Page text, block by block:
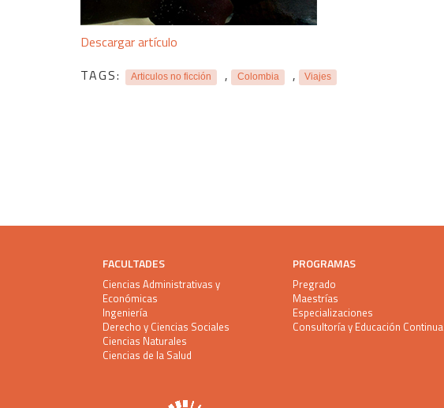
Descargar artículo
TAGS:
Articulos no ficción , Colombia , Viajes
FACULTADES
Ciencias Administrativas y
Económicas
Ingeniería
Derecho y Ciencias Sociales
Ciencias Naturales
Ciencias de la Salud
PROGRAMAS
Pregrado
Maestrías
Especializaciones
Consultoría y Educación Continua